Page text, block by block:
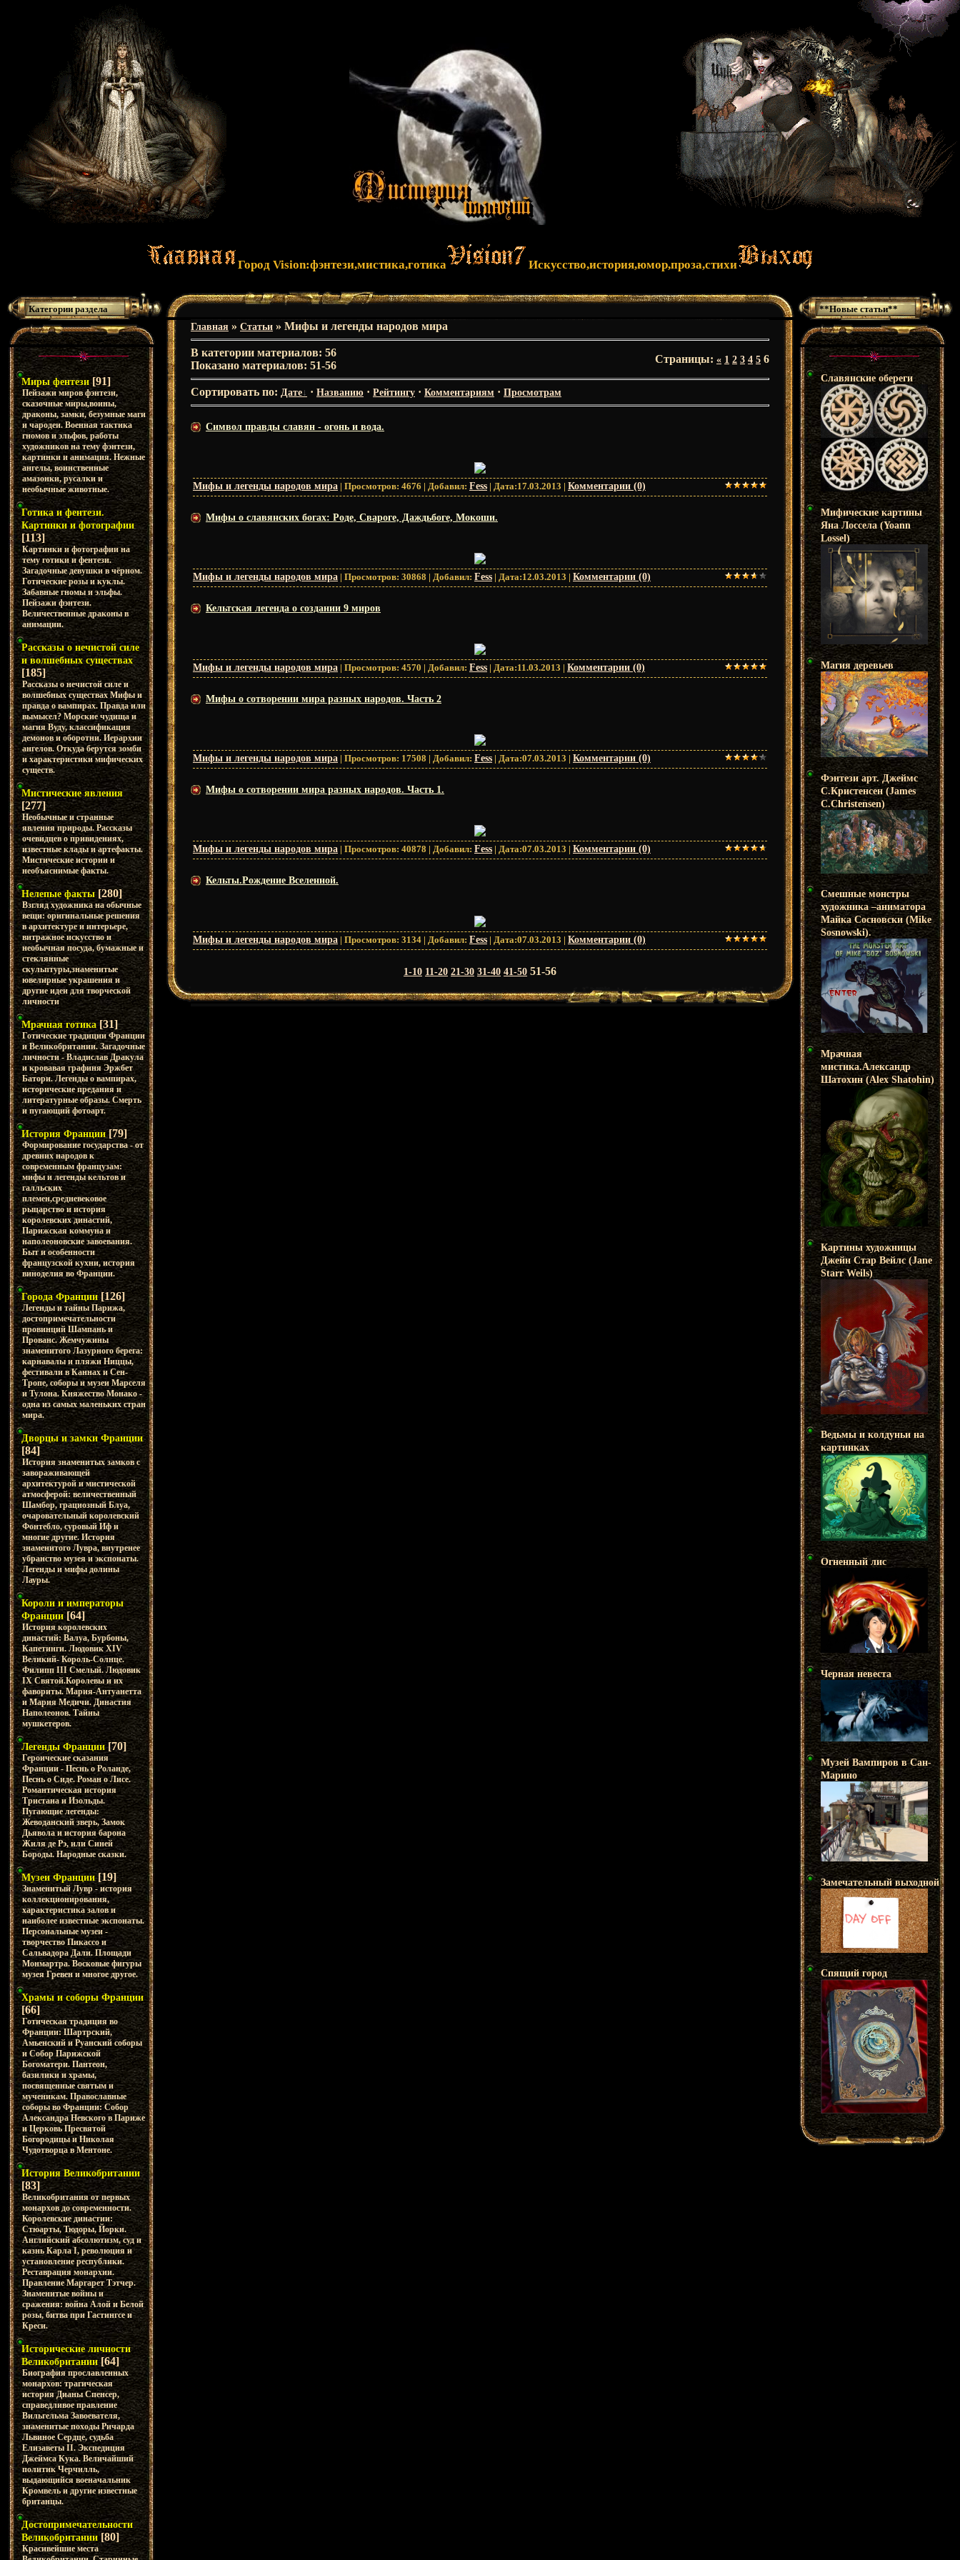
Город Vision:фэнтези,мистика,готика Искусство,история,юмор,проза,стихи
Категории раздела
Миры фентези [91]
Пейзажи миров фэнтези,
сказочные миры,воины,
драконы, замки, безумные маги
и чародеи. Военная тактика
гномов и эльфов, работы
художников на тему фэнтези,
картинки и анимация. Нежные
ангелы, воинственные
амазонки, русалки и
необычные животные.
Готика и фентези.
Картинки и фотографии
[113]
Картинки и фотографии на
тему готики и фентези.
Загадочные девушки в чёрном.
Готические розы и куклы.
Забавные гномы и эльфы.
Пейзажи фэнтези.
Величественные драконы в
анимации.
Рассказы о нечистой силе
и волшебных существах
[185]
Рассказы о нечистой силе и
волшебных существах Мифы и
правда о вампирах. Правда или
вымысел? Морские чудища и
магия Вуду, классификация
демонов и оборотни. Иерархии
ангелов. Откуда берутся зомби
и характеристики мифических
существ.
Мистические явления
[277]
Необычные и странные
явления природы. Рассказы
очевидцев о привидениях,
известные клады и артефакты.
Мистические истории и
необъяснимые факты.
Нелепые факты [280]
Взгляд художника на обычные
вещи: оригинальные решения
в архитектуре и интерьере,
витражное искусство и
необычная посуда, бумажные и
стеклянные
скульптуры,знаменитые
ювелирные украшения и
другие идеи для творческой
личности
Мрачная готика [31]
Готические традиции Франции
и Великобритании. Загадочные
личности - Владислав Дракула
и кровавая графиня Эржбет
Батори. Легенды о вампирах,
исторические предания и
литературные образы. Смерть
и пугающий фотоарт.
История Франции [79]
Формирование государства - от
древних народов к
современным французам:
мифы и легенды кельтов и
галльских
племен,средневековое
рыцарство и история
королевских династий,
Парижская коммуна и
наполеоновские завоевания.
Быт и особенности
французской кухни, история
виноделия во Франции.
Города Франции [126]
Легенды и тайны Парижа,
достопримечательности
провинций Шампань и
Прованс. Жемчужины
знаменитого Лазурного берега:
карнавалы и пляжи Ниццы,
фестивали в Каннах и Сен-
Тропе, соборы и музеи Марселя
и Тулона. Княжество Монако -
одна из самых маленьких стран
мира.
Дворцы и замки Франции
[84]
История знаменитых замков с
завораживающей
архитектурой и мистической
атмосферой: величественный
Шамбор, грациозный Блуа,
очаровательный королевский
Фонтебло, суровый Иф и
многие другие. История
знаменитого Лувра, внутренее
убранство музея и экспонаты.
Легенды и мифы долины
Лауры.
Короли и императоры
Франции [64]
История королевских
династий: Валуа, Бурбоны,
Капетинги. Людовик XIV
Великий- Король-Солнце.
Филипп III Смелый. Людовик
IX Святой.Королевы и их
фавориты. Мария-Антуанетта
и Мария Медичи. Династия
Наполеонов. Тайны
мушкетеров.
Легенды Франции [70]
Героические сказания
Франции - Песнь о Роланде,
Песнь о Сиде. Роман о Лисе.
Романтическая история
Тристана и Изольды.
Пугающие легенды:
Жеводанский зверь, Замок
Дьявола и история барона
Жиля де Рэ, или Синей
Бороды. Народные сказки.
Музеи Франции [19]
Знаменитый Лувр - история
коллекционирования,
характеристика залов и
наиболее известные экспонаты.
Персональные музеи -
творчество Пикассо и
Сальвадора Дали. Площади
Монмартра. Восковые фигуры
музея Гревен и многое другое.
Храмы и соборы Франции
[66]
Готическая традиция во
Франции: Шартрский,
Амьенский и Руанский соборы
и Собор Парижской
Богоматери. Пантеон,
базилики и храмы,
посвященные святым и
мученикам. Православные
соборы во Франции: Собор
Александра Невского в Париже
и Церковь Пресвятой
Богородицы и Николая
Чудотворца в Ментоне.
История Великобритании
[83]
Великобритания от первых
монархов до современности.
Королевские династии:
Стюарты, Тюдоры, Йорки.
Английский абсолютизм, суд и
казнь Карла I, революция и
установление республики.
Реставрация монархии.
Правление Маргарет Тэтчер.
Знаменитые войны и
сражения: война Алой и Белой
розы, битва при Гастингсе и
Креси.
Исторические личности
Великобритании [64]
Биография прославленных
монархов: трагическая
история Дианы Спенсер,
справедливое правление
Вильгельма Завоевателя,
знаменитые походы Ричарда
Львиное Сердце, судьба
Елизаветы II. Экспедиция
Джеймса Кука. Величайший
политик Черчилль,
выдающийся военачальник
Кромвель и другие известные
британцы.
Достопримечательности
Великобритании [80]
Красивейшие места
Главная » Статьи » Мифы и легенды народов мира
В категории материалов: 56
Показано материалов: 51-56
Страницы: « 1 2 3 4 5 6
Сортировать по: Дате · Названию · Рейтингу · Комментариям · Просмотрам
Символ правды славян - огонь и вода.
Мифы и легенды народов мира | Просмотров: 4676 | Добавил: Fess | Дата:17.03.2013 | Комментарии (0)
Мифы о славянских богах: Роде, Свароге, Даждьбоге, Мокоши.
Мифы и легенды народов мира | Просмотров: 30868 | Добавил: Fess | Дата:12.03.2013 | Комментарии (0)
Кельтская легенда о создании 9 миров
Мифы и легенды народов мира | Просмотров: 4570 | Добавил: Fess | Дата:11.03.2013 | Комментарии (0)
Мифы о сотворении мира разных народов. Часть 2
Мифы и легенды народов мира | Просмотров: 17508 | Добавил: Fess | Дата:07.03.2013 | Комментарии (0)
Мифы о сотворении мира разных народов. Часть 1.
Мифы и легенды народов мира | Просмотров: 40878 | Добавил: Fess | Дата:07.03.2013 | Комментарии (0)
Кельты.Рождение Вселенной.
Мифы и легенды народов мира | Просмотров: 3134 | Добавил: Fess | Дата:07.03.2013 | Комментарии (0)
1-10 11-20 21-30 31-40 41-50 51-56
**Новые статьи**
Славянские обереги
Мифические картины
Яна Лоссела (Yoann
Lossel)
Магия деревьев
Фэнтези арт. Джеймс
С.Кристенсен (James
C.Christensen)
Смешные монстры
художника –аниматора
Майка Сосновски (Mike
Sosnowski).
Мрачная
мистика.Александр
Шатохин (Alex Shatohin)
Картины художницы
Джейн Стар Вейлс (Jane
Starr Weils)
Ведьмы и колдуньи на
картинках
Огненный лис
Черная невеста
Музей Вампиров в Сан-
Марино
Замечательный выходной
Спящий город